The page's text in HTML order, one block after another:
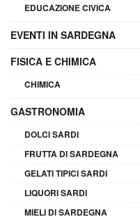
EDUCAZIONE CIVICA
EVENTI IN SARDEGNA
FISICA E CHIMICA
CHIMICA
GASTRONOMIA
DOLCI SARDI
FRUTTA DI SARDEGNA
GELATI TIPICI SARDI
LIQUORI SARDI
MIELI DI SARDEGNA